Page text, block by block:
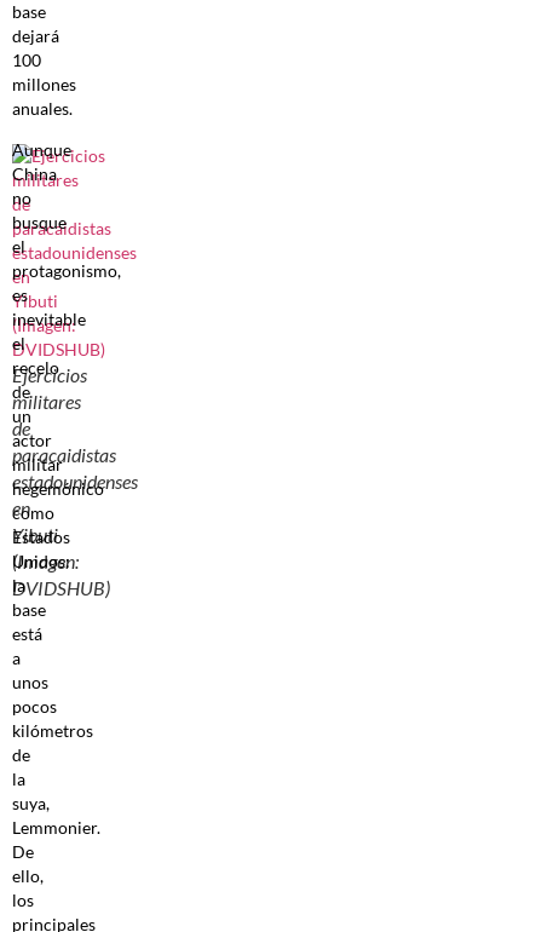
base
dejará
100
millones
anuales.
Ejercicios
militares
de
paracaidistas
estadounidenses
en
Yibuti
(Imagen:
DVIDSHUB)
Aunque
China
no
busque
el
protagonismo,
es
inevitable
el
recelo
de
un
actor
militar
hegemónico
como
Estados
Unidos:
la
base
está
a
unos
pocos
kilómetros
de
la
suya,
Lemmonier.
De
ello,
los
principales